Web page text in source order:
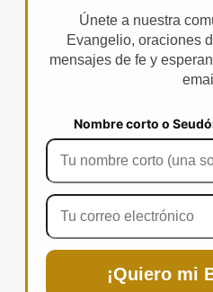
Únete a nuestra
Evangelio, oraciones
mensajes de fe y
Nombre corto o
¡Quiero mi